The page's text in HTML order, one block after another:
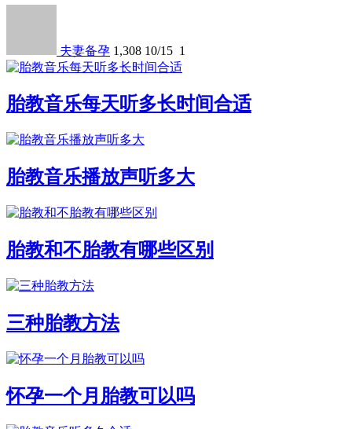
夫妻备孕 1,308 10/15 1
胎教音乐每天听多长时间合适
胎教音乐播放声听多大
胎教和不胎教有哪些区别
三种胎教方法
怀孕一个月胎教可以吗